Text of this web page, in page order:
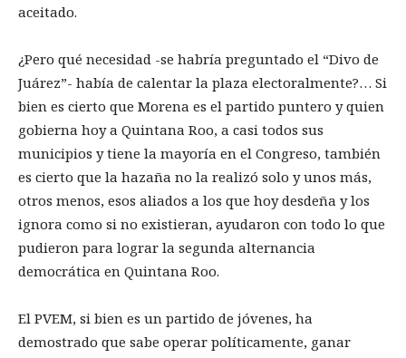
aceitado.
¿Pero qué necesidad -se habría preguntado el “Divo de
Juárez”- había de calentar la plaza electoralmente?… Si
bien es cierto que Morena es el partido puntero y quien
gobierna hoy a Quintana Roo, a casi todos sus
municipios y tiene la mayoría en el Congreso, también
es cierto que la hazaña no la realizó solo y unos más,
otros menos, esos aliados a los que hoy desdeña y los
ignora como si no existieran, ayudaron con todo lo que
pudieron para lograr la segunda alternancia
democrática en Quintana Roo.
El PVEM, si bien es un partido de jóvenes, ha
demostrado que sabe operar políticamente, ganar